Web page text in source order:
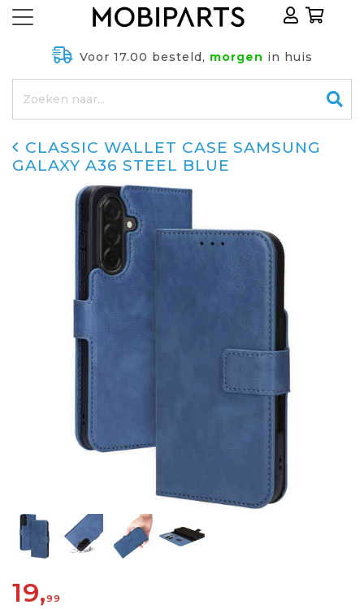
Voor 17.00 besteld, morgen in huis
CLASSIC WALLET CASE SAMSUNG
GALAXY A36 STEEL BLUE
19,99